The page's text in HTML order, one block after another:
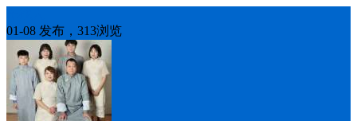
01-08 发布，313浏览